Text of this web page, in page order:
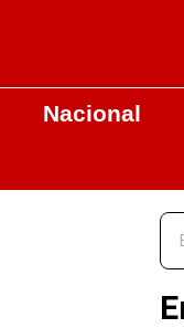
Nacional